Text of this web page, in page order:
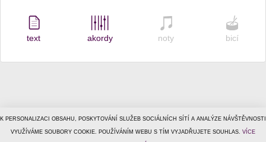
K PERSONALIZACI OBSAHU, POSKYTOVÁNÍ SLUŽEB SOCIÁLNÍCH SÍTÍ A ANALÝZE NÁVŠTĚVNOSTI
VYUŽÍVÁME SOUBORY COOKIE. POUŽÍVÁNÍM WEBU S TÍM VYJADŘUJETE SOUHLAS. VÍCE
text akordy noty bicí
© 1996–2026Tiscali Media, a.s. ISSN 1801-5131